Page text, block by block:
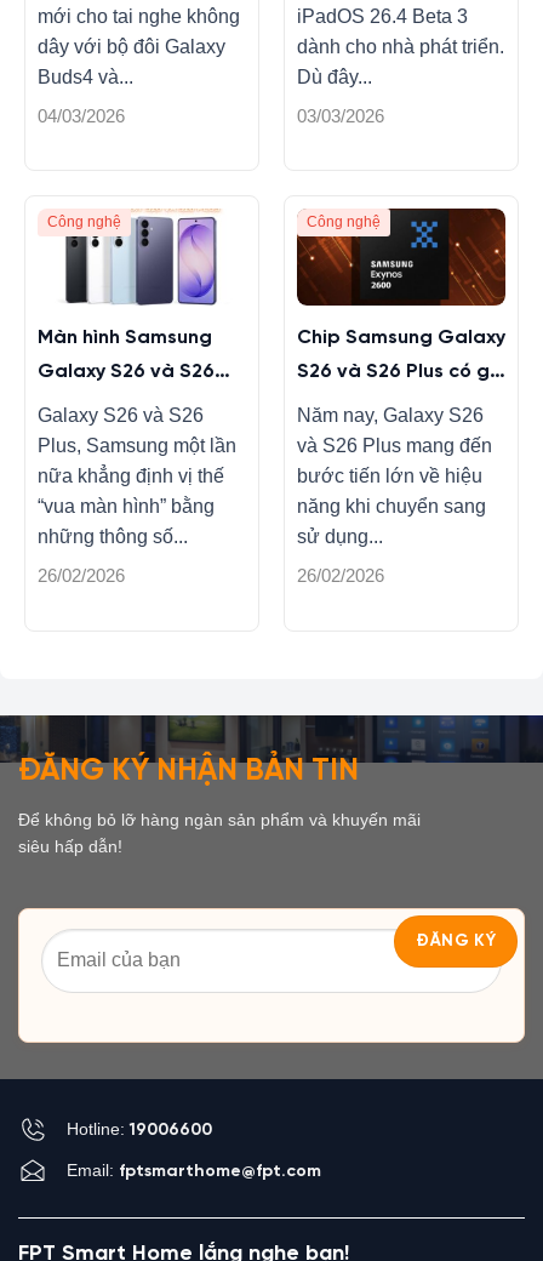
mới cho tai nghe không
dây với bộ đôi Galaxy
Buds4 và...
04/03/2026
iPadOS 26.4 Beta 3
dành cho nhà phát triển.
Dù đây...
03/03/2026
Công nghệ
Màn hình Samsung
Galaxy S26 và S26
Plus có gì mới không?
Galaxy S26 và S26
Plus, Samsung một lần
nữa khẳng định vị thế
“vua màn hình” bằng
những thông số...
26/02/2026
Công nghệ
Chip Samsung Galaxy
S26 và S26 Plus có gì
mới, nâng cấp gì?
Năm nay, Galaxy S26
và S26 Plus mang đến
bước tiến lớn về hiệu
năng khi chuyển sang
sử dụng...
26/02/2026
ĐĂNG KÝ NHẬN BẢN TIN
Để không bỏ lỡ hàng ngàn sản phẩm và khuyến mãi
siêu hấp dẫn!
Hotline:19006600
Email: fptsmarthome@fpt.com
FPT Smart Home lắng nghe bạn!